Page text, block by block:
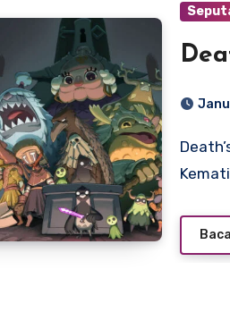
Death’s Door: Sebuah Ode Melankolis nan Indah tentang